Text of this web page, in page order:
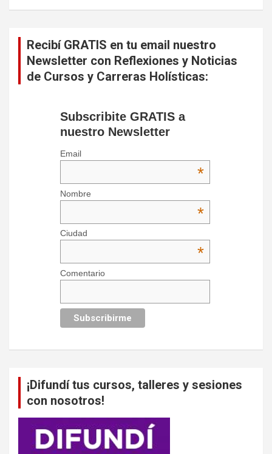
Recibí GRATIS en tu email nuestro
Newsletter con Reflexiones y Noticias
de Cursos y Carreras Holísticas:
Subscribite GRATIS a
nuestro Newsletter
Email
*
Nombre
*
Ciudad
*
Comentario
¡Difundí tus cursos, talleres y sesiones
con nosotros!